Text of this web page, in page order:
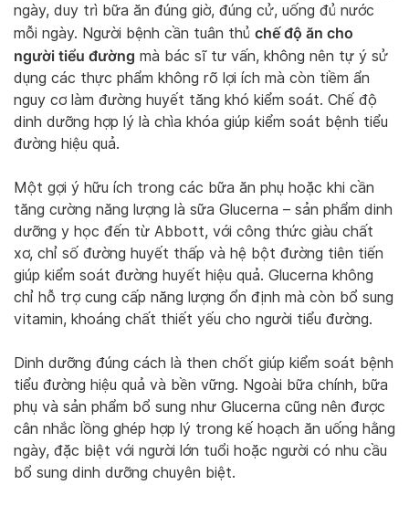
ngày, duy trì bữa ăn đúng giờ, đúng cử, uống đủ nước
mỗi ngày. Người bệnh cần tuân thủ chế độ ăn cho
người tiểu đường mà bác sĩ tư vấn, không nên tự ý sử
dụng các thực phẩm không rõ lợi ích mà còn tiềm ẩn
nguy cơ làm đường huyết tăng khó kiểm soát. Chế độ
dinh dưỡng hợp lý là chìa khóa giúp kiểm soát bệnh tiểu
đường hiệu quả.
Một gợi ý hữu ích trong các bữa ăn phụ hoặc khi cần
tăng cường năng lượng là sữa Glucerna – sản phẩm dinh
dưỡng y học đến từ Abbott, với công thức giàu chất
xơ, chỉ số đường huyết thấp và hệ bột đường tiên tiến
giúp kiểm soát đường huyết hiệu quả. Glucerna không
chỉ hỗ trợ cung cấp năng lượng ổn định mà còn bổ sung
vitamin, khoáng chất thiết yếu cho người tiểu đường.
Dinh dưỡng đúng cách là then chốt giúp kiểm soát bệnh
tiểu đường hiệu quả và bền vững. Ngoài bữa chính, bữa
phụ và sản phẩm bổ sung như Glucerna cũng nên được
cân nhắc lồng ghép hợp lý trong kế hoạch ăn uống hằng
ngày, đặc biệt với người lớn tuổi hoặc người có nhu cầu
bổ sung dinh dưỡng chuyên biệt.